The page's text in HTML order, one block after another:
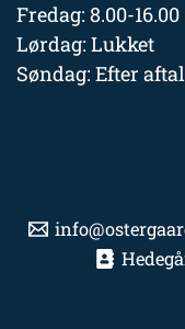
Fredag: 8.00-16.00
Lørdag: Lukket
Søndag: Efter